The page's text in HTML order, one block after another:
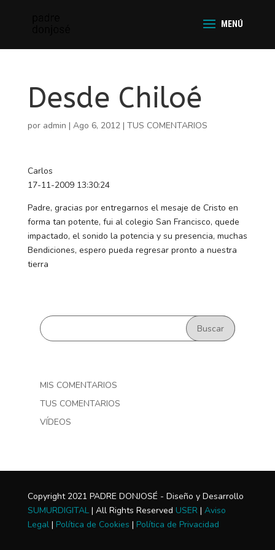
Desde Chiloé
por admin | Ago 6, 2012| TUS COMENTARIOS
Carlos
17-11-2009 13:30:24
Padre, gracias por entregarnos el mesaje de Cristo en
forma tan potente, fui al colegio San Francisco, quede
impactado, el sonido la potencia y su presencia, muchas
Bendiciones, espero pueda regresar pronto a nuestra
tierra
MIS COMENTARIOS
TUS COMENTARIOS
VÍDEOS
Copyright 2021 PADRE DONJOSÉ - Diseño y Desarrollo
SUMURDIGITAL| All Rights Reserved USER | Aviso
Legal| Política de Cookies | Política de Privacidad